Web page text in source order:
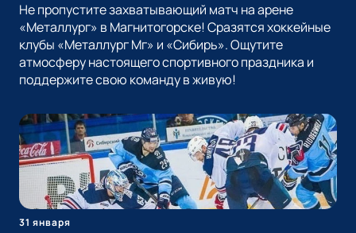
Не пропустите захватывающий матч на арене
«Металлург» в Магнитогорске! Сразятся хоккейные
клубы «Металлург Мг» и «Сибирь». Ощутите
атмосферу настоящего спортивного праздника и
поддержите свою команду в живую!
31 января